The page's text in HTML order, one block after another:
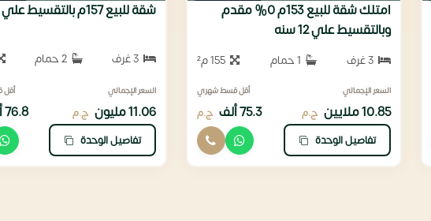
امتلك شقة للبيع 153م 0% مقدم
وبالتقسيط علي 12 سنه
155 م²
السعر الإجمالي
10.85 ملايين ج.م
أقل قسط شهري
75.3 ألف ج.م
تفاصيل الوحدة
شقة للبيع 157م بالتقسيط علي 12 سنه
السعر الإجمالي
11.06 مليون ج.م 76.8 ألف
تفاصيل الوحدة